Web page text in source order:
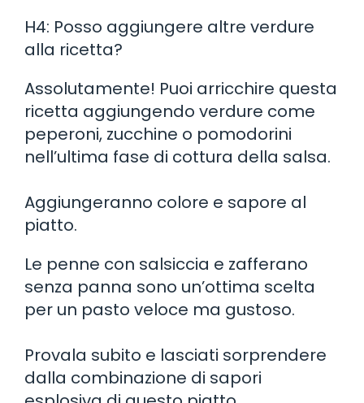
H4: Posso aggiungere altre verdure
alla ricetta?
Assolutamente! Puoi arricchire questa
ricetta aggiungendo verdure come
peperoni, zucchine o pomodorini
nell’ultima fase di cottura della salsa.
Aggiungeranno colore e sapore al
piatto.
Le penne con salsiccia e zafferano
senza panna sono un’ottima scelta
per un pasto veloce ma gustoso.
Provala subito e lasciati sorprendere
dalla combinazione di sapori